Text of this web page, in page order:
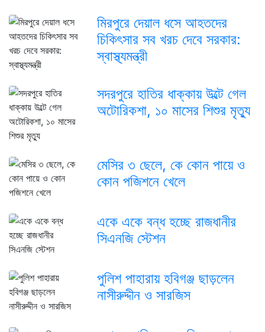
মিরপুরে দেয়াল ধসে আহতদের
চিকিৎসার সব খরচ দেবে সরকার:
স্বাস্থ্যমন্ত্রী
সদরপুরে হাতির ধাক্কায় উল্টে গেল
অটোরিকশা, ১০ মাসের শিশুর মৃত্যু
মেসির ৩ ছেলে, কে কোন পায়ে ও
কোন পজিশনে খেলে
একে একে বন্ধ হচ্ছে রাজধানীর
সিএনজি স্টেশন
পুলিশ পাহারায় হবিগঞ্জ ছাড়লেন
নাসীরুদ্দীন ও সারজিস